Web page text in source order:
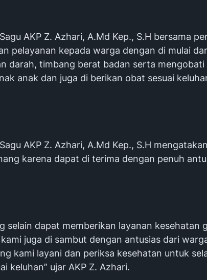
AKP Z. Azhari, A.Md Kep., S.H bersama
pelayanan kepada warga dengan di mulai
darah, timbang berat badan serta mengobati
anak dan juga di berikan obat sesuai
AKP Z. Azhari, A.Md Kep., S.H mengatakan
karena dapat di terima dengan penuh
selain dapat memberikan layanan kesehatan
juga di sambut dengan antusias dari
kami layani dan periksa kesehatan untuk
keluhan” ujar AKP Z. Azhari.